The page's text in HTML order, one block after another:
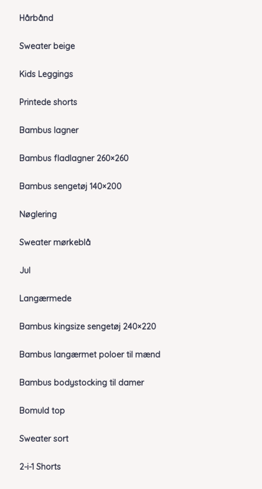
Hårbånd
Sweater beige
Kids Leggings
Printede shorts
Bambus lagner
Bambus fladlagner 260×260
Bambus sengetøj 140×200
Nøglering
Sweater mørkeblå
Jul
Langærmede
Bambus kingsize sengetøj 240×220
Bambus langærmet poloer til mænd
Bambus bodystocking til damer
Bomuld top
Sweater sort
2-i-1 Shorts